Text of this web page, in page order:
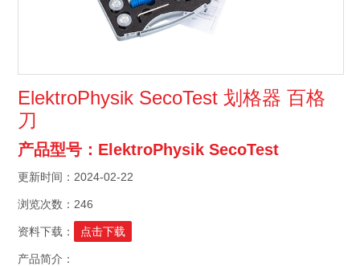
ElektroPhysik SecoTest 划格器 百格
刀
产品型号：ElektroPhysik SecoTest
更新时间：2024-02-22
浏览次数：246
资料下载： 点击下载
产品简介：